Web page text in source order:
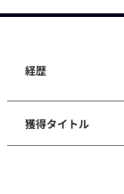
経歴
獲得タイトル